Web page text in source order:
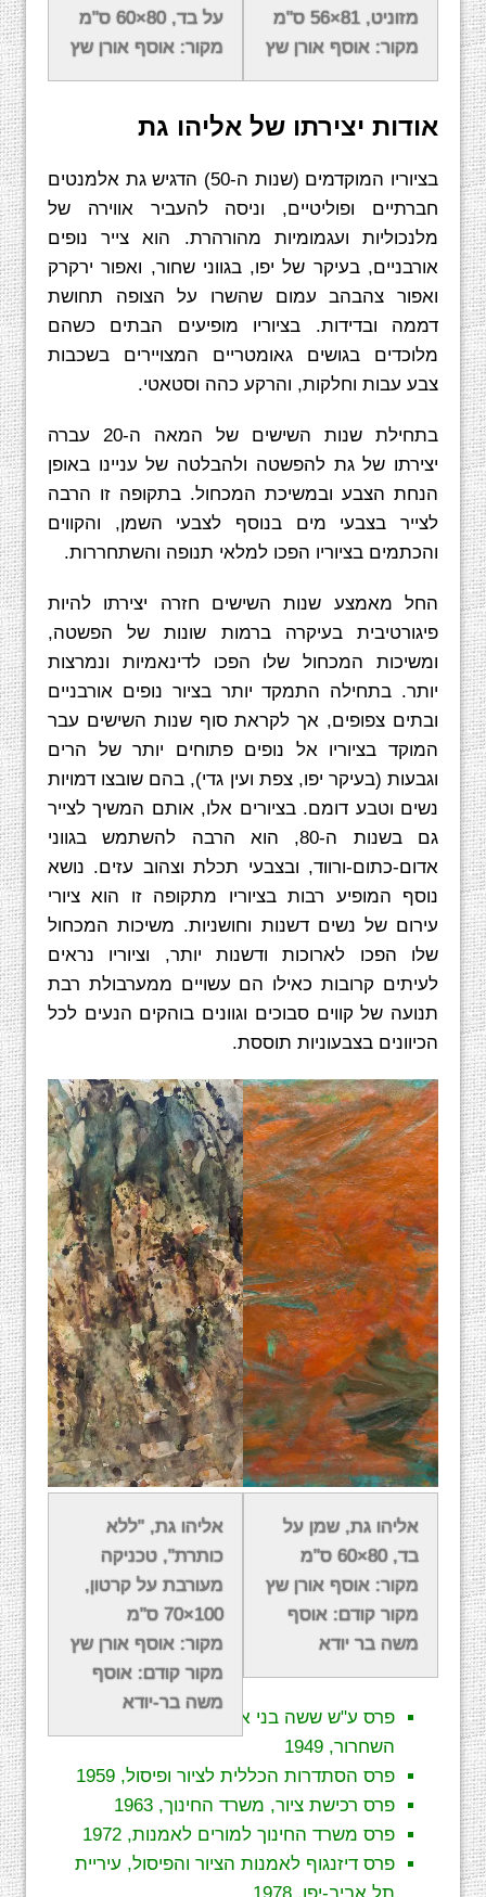
מזוניט, 81×56 ס"מ
מקור: אוסף אורן שץ
על בד, 80×60 ס"מ
מקור: אוסף אורן שץ
לימד באקדמיה לאמנות ולעיצוב "בצלאל", ירושלים.
בשנים 1980-1981 שימש יושב-ראש אגודת הציירים
אודות יצירתו של אליהו גת
בציוריו המוקדמים (שנות ה-50) הדגיש גת אלמנטים
חברתיים ופוליטיים, וניסה להעביר אווירה של
מלנכוליות ועגמומיות מהורהרת. הוא צייר נופים
אורבניים, בעיקר של יפו, בגווני שחור, ואפור ירקרק
ואפור צהבהב עמום שהשרו על הצופה תחושת
דממה ובדידות. בציוריו מופיעים הבתים כשהם
מלוכדים בגושים גאומטריים המצויירים בשכבות
צבע עבות וחלקות, והרקע כהה וסטאטי.
בתחילת שנות השישים של המאה ה-20 עברה
יצירתו של גת להפשטה ולהבלטה של עניינו באופן
הנחת הצבע ובמשיכת המכחול. בתקופה זו הרבה
לצייר בצבעי מים בנוסף לצבעי השמן, והקווים
והכתמים בציוריו הפכו למלאי תנופה והשתחררות.
החל מאמצע שנות השישים חזרה יצירתו להיות
פיגורטיבית בעיקרה ברמות שונות של הפשטה,
ומשיכות המכחול שלו הפכו לדינאמיות ונמרצות
יותר. בתחילה התמקד יותר בציור נופים אורבניים
ובתים צפופים, אך לקראת סוף שנות השישים עבר
המוקד בציוריו אל נופים פתוחים יותר של הרים
וגבעות (בעיקר יפו, צפת ועין גדי), בהם שובצו דמויות
נשים וטבע דומם. בציורים אלו, אותם המשיך לצייר
גם בשנות ה-80, הוא הרבה להשתמש בגווני
אדום-כתום-ורווד, ובצבעי תכלת וצהוב עזים. נושא
נוסף המופיע רבות בציוריו מתקופה זו הוא ציורי
עירום של נשים דשנות וחושניות. משיכות המכחול
שלו הפכו לארוכות ודשנות יותר, וציוריו נראים
לעיתים קרובות כאילו הם עשויים ממערבולת רבת
תנועה של קווים סבוכים וגוונים בוהקים הנעים לכל
הכיוונים בצבעוניות תוססת.
אליהו גת, שמן על
בד, 80×60 ס"מ
מקור: אוסף אורן שץ
מקור קודם: אוסף
משה בר יודא
אליהו גת, "ללא
כותרת", טכניקה
מעורבת על קרטון,
100×70 ס"מ
מקור: אוסף אורן שץ
מקור קודם: אוסף
משה בר-יודא
על העיסוק בנוף הארץ אמר גת: "אין כל סיבה
שבעולם שפירות האמנות שלנו יהיו העתקים
אמריקאים, כחלק מגל האמריקניזציה האפייני
למדינה בתחומי חיים שונים".
פרס ע"ש ששה בני אמנים שנפלו במלחמת
השחרור, 1949
פרס הסתדרות הכללית לציור ופיסול, 1959
פרס רכישת ציור, משרד החינוך, 1963
פרס משרד החינוך למורים לאמנות, 1972
פרס דיזנגוף לאמנות הציור והפיסול, עיריית